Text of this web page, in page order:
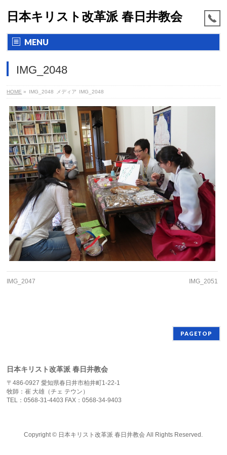
日本キリスト改革派 春日井教会
MENU
IMG_2048
HOME » IMG_2048 メディア IMG_2048
IMG_2047 IMG_2051
PAGETOP
日本キリスト改革派 春日井教会
〒486-0927 愛知県春日井市柏井町1-22-1
牧師：崔 大雄（チェ テウン）
TEL：0568-31-4403 FAX：0568-34-9403
Copyright © 日本キリスト改革派 春日井教会 All Rights Reserved.